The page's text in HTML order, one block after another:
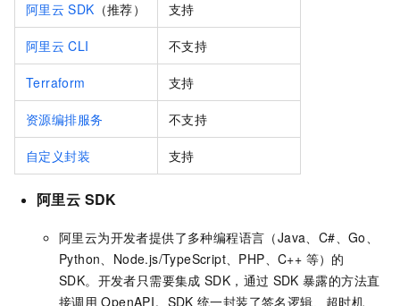
阿里云 SDK （推荐） 支持
阿里云 CLI 不支持
Terraform 支持
资源编排服务 不支持
自定义封装 支持
阿里云 SDK
阿里云为开发者提供了多种编程语言（Java、C#、Go、
Python、Node.js/TypeScript、PHP、C++ 等）的
SDK。开发者只需要集成 SDK，通过 SDK 暴露的方法直
接调用 OpenAPI。SDK 统一封装了签名逻辑、超时机